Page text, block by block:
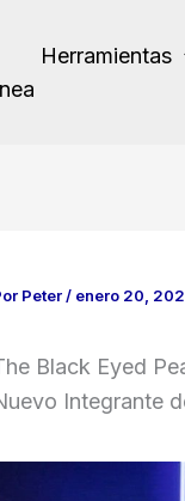
Herramientas
Peter/ enero 20,
Black Eyed
Integrante